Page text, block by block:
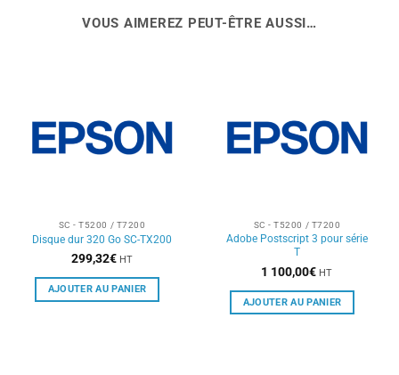
VOUS AIMEREZ PEUT-ÊTRE AUSSI…
SC - T5200 / T7200
Disque dur 320 Go SC-TX200
299,32€ HT
AJOUTER AU PANIER
SC - T5200 / T7200
Adobe Postscript 3 pour série
T
1 100,00€ HT
AJOUTER AU PANIER